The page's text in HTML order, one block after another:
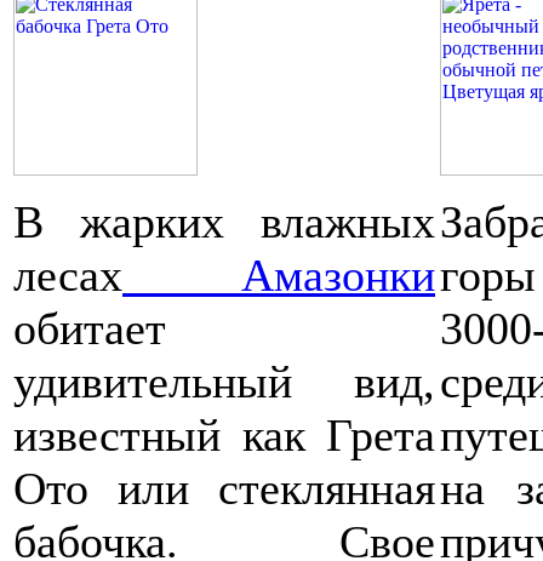
В жарких влажных
лесах Амазонки
обитает
удивительный вид,
известный как Грета
Ото или стеклянная
бабочка. Свое
на